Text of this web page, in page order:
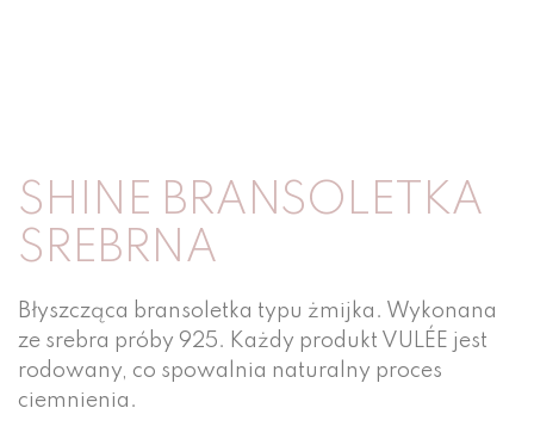
SHINE BRANSOLETKA
SREBRNA
Błyszcząca bransoletka typu żmijka. Wykonana
ze srebra próby 925. Każdy produkt VULÉE jest
rodowany, co spowalnia naturalny proces
ciemnienia.